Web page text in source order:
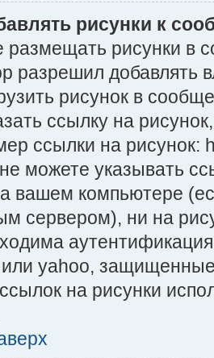
рисунки к
рисунки в
разрешил добавлять
рисунок в
ссылку на
ссылки на рисунок:
можете указывать
вашем компьютере
сервером), ни на
yahoo,
на рисунки